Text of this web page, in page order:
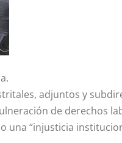
adjuntos y
de derechos
una “injusticia